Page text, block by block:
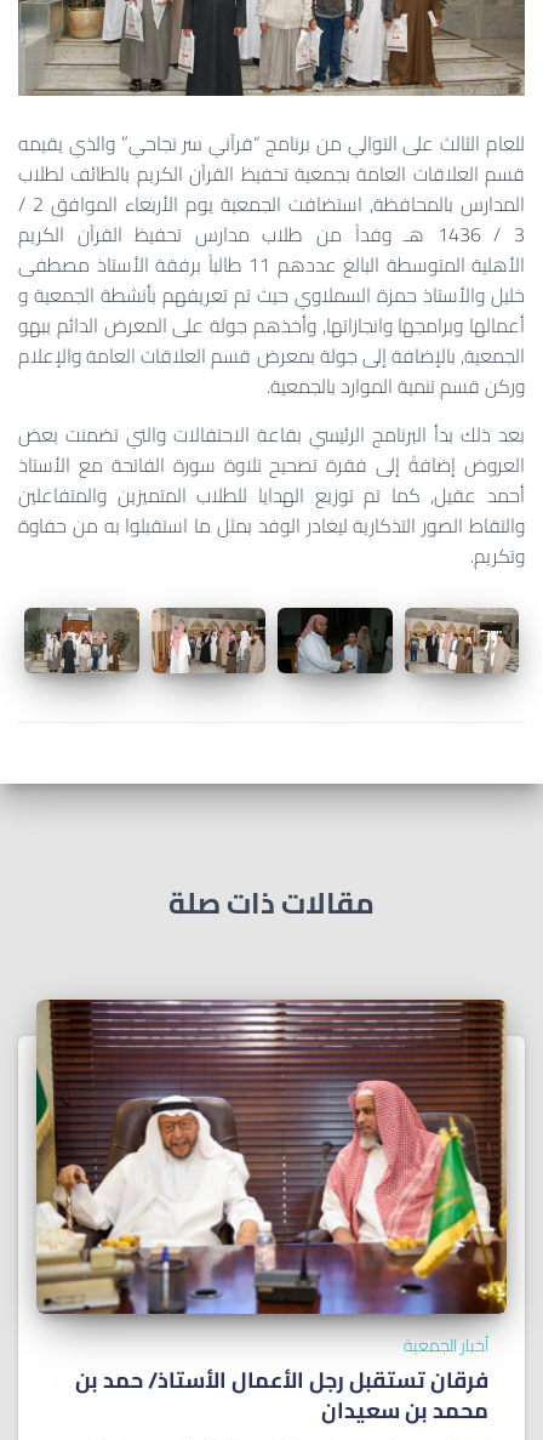
للعام الثالث على التوالي من برنامج “قرآني سر نجاحي” والذي يقيمه
قسم العلاقات العامة بجمعية تحفيظ القرآن الكريم بالطائف لطلاب
المدارس بالمحافظة, استضافت الجمعية يوم الأربعاء الموافق 2 /
3 / 1436 هـ وفداً من طلاب مدارس تحفيظ القرآن الكريم
الأهلية المتوسطة البالغ عددهم 11 طالباً برفقة الأستاذ مصطفى
خليل والأستاذ حمزة السملاوي حيث تم تعريفهم بأنشطة الجمعية و
أعمالها وبرامجها وانجازاتها, وأخذهم جولة على المعرض الدائم ببهو
الجمعية, بالإضافة إلى جولة بمعرض قسم العلاقات العامة والإعلام
وركن قسم تنمية الموارد بالجمعية.
بعد ذلك بدأ البرنامج الرئيسي بقاعة الاحتفالات والتي تضمنت بعض
العروض إضافةً إلى فقرة تصحيح تلاوة سورة الفاتحة مع الأستاذ
أحمد عقيل, كما تم توزيع الهدايا للطلاب المتميزين والمتفاعلين
والتقاط الصور التذكارية ليغادر الوفد بمثل ما استقبلوا به من حفاوة
وتكريم.
مقالات ذات صلة
أخبار الجمعية
فرقان تستقبل رجل الأعمال الأستاذ/ ﺣﻤﺪ ﺑﻦ
ﻣﺤﻤﺪ ﺑﻦ ﺳﻌﻴﺪان